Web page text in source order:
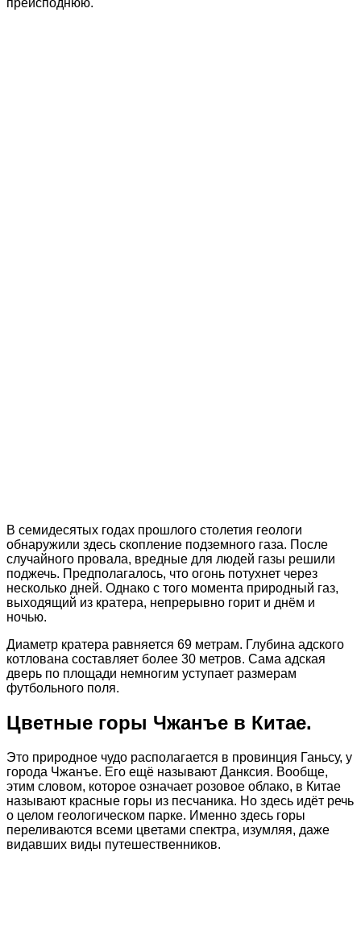
В семидесятых годах прошлого столетия геологи
обнаружили здесь скопление подземного газа. После
случайного провала, вредные для людей газы решили
поджечь. Предполагалось, что огонь потухнет через
несколько дней. Однако с того момента природный газ,
выходящий из кратера, непрерывно горит и днём и
ночью.
Диаметр кратера равняется 69 метрам. Глубина адского
котлована составляет более 30 метров. Сама адская
дверь по площади немногим уступает размерам
футбольного поля.
Цветные горы Чжанъе в Китае.
Это природное чудо располагается в провинция Ганьсу, у
города Чжанъе. Его ещё называют Данксия. Вообще,
этим словом, которое означает розовое облако, в Китае
называют красные горы из песчаника. Но здесь идёт речь
о целом геологическом парке. Именно здесь горы
переливаются всеми цветами спектра, изумляя, даже
видавших виды путешественников.